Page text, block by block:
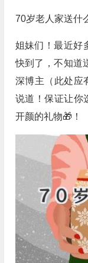
70岁老人家送什
姐妹们！最近好
快到了，不知道
深博主（此处应
说道！保证让你
开颜的礼物🎁！